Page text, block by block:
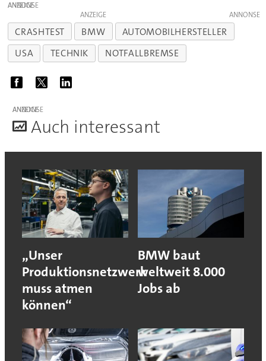
ANZEIGE
ANZEIGE
CRASHTEST BMW
AUTOMOBILHERSTELLER
USA
TECHNIK NOTFALLBREMSE
ANZEIGE
Auch interessant
„Unser
Produktionsnetzwerk
muss atmen
können“
BMW baut
weltweit 8.000
Jobs ab